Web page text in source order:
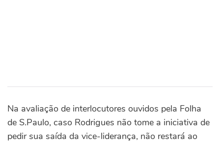
Na avaliação de interlocutores ouvidos pela Folha
de S.Paulo, caso Rodrigues não tome a iniciativa de
pedir sua saída da vice-liderança, não restará ao